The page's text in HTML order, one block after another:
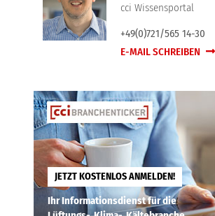
cci Wissensportal
+49(0)721/565 14-30
E-MAIL SCHREIBEN
JETZT KOSTENLOS ANMELDEN!
Ihr Informationsdienst für die